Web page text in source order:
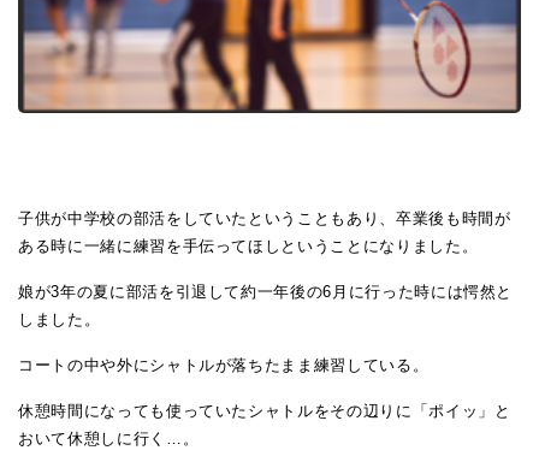
子供が中学校の部活をしていたということもあり、卒業後も時間が
ある時に一緒に練習を手伝ってほしということになりました。
娘が3年の夏に部活を引退して約一年後の6月に行った時には愕然と
しました。
コートの中や外にシャトルが落ちたまま練習している。
休憩時間になっても使っていたシャトルをその辺りに「ポイッ」と
おいて休憩しに行く…。